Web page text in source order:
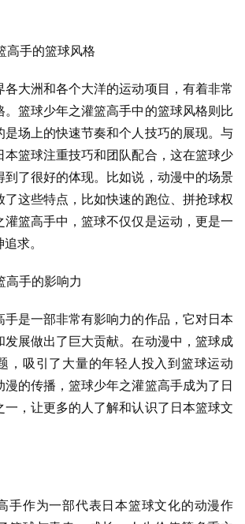
高手的篮球风格
大洲和各个大洋的运动项目，有着非常
。篮球少年之灌篮高手中的篮球风格则比
是场上的快速节奏和个人技巧的展现。与
本篮球注重技巧和团队配合，这在篮球少
到了很好的体现。比如说，动漫中的场景
了这些特点，比如快速的跑位、拼抢球权
灌篮高手中，篮球不仅仅是运动，更是一
求。
高手的影响力
手是一部非常有影响力的作品，它对日本
发展做出了巨大贡献。在动漫中，篮球成
，吸引了大量的年轻人投入到篮球运动
的传播，篮球少年之灌篮高手成为了日
一，让更多的人了解和认识了日本篮球文
手作为一部代表日本篮球文化的动漫作